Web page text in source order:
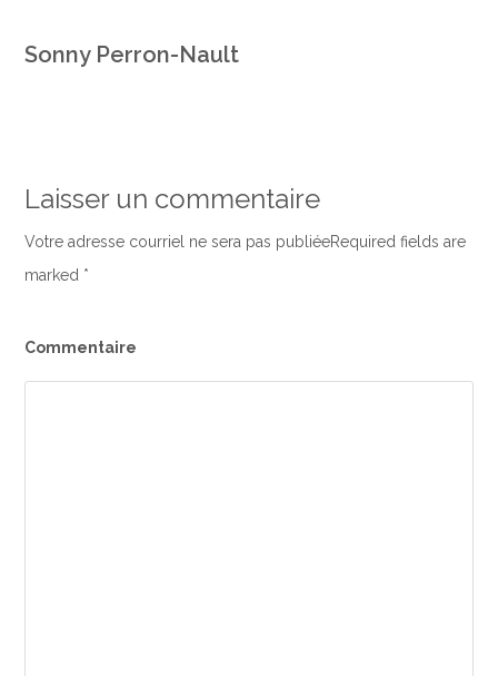
Sonny Perron-Nault
Laisser un commentaire
Votre adresse courriel ne sera pas publiéeRequired fields are
marked *
Commentaire